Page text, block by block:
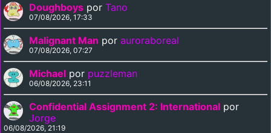
Doughboys por Tano
07/08/2026, 17:33
Malignant Man por auroraboreal
07/08/2026, 07:27
Michael por puzzleman
06/08/2026, 23:11
Confidential Assignment 2: International por
Jorge
06/08/2026, 21:19